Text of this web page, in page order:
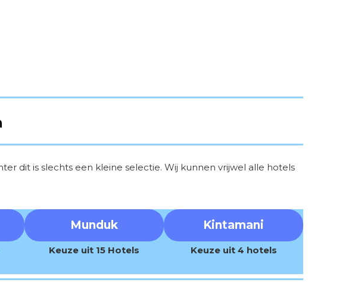
dit is slechts een kleine selectie. Wij kunnen vrijwel alle hotels
Munduk
Keuze uit 15 Hotels
Kintamani
Keuze uit 4 hotels